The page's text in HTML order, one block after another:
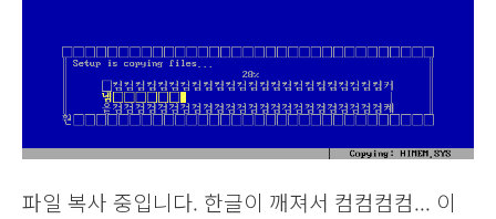
파일 복사 중입니다. 한글이 깨져서 컴컴컴컴... 이